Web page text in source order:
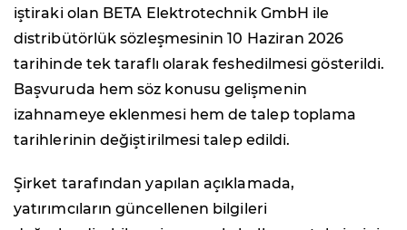
iştiraki olan BETA Elektrotechnik GmbH ile
distribütörlük sözleşmesinin 10 Haziran 2026
tarihinde tek taraflı olarak feshedilmesi gösterildi.
Başvuruda hem söz konusu gelişmenin
izahnameye eklenmesi hem de talep toplama
tarihlerinin değiştirilmesi talep edildi.
Şirket tarafından yapılan açıklamada,
yatırımcıların güncellenen bilgileri